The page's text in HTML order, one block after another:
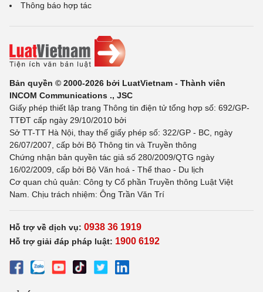
Thông báo hợp tác
Bản quyền © 2000-2026 bởi LuatVietnam - Thành viên
INCOM Communications ., JSC
Giấy phép thiết lập trang Thông tin điện tử tổng hợp số: 692/GP-
TTĐT cấp ngày 29/10/2010 bởi
Sở TT-TT Hà Nội, thay thế giấy phép số: 322/GP - BC, ngày
26/07/2007, cấp bởi Bộ Thông tin và Truyền thông
Chứng nhận bản quyền tác giả số 280/2009/QTG ngày
16/02/2009, cấp bởi Bộ Văn hoá - Thể thao - Du lịch
Cơ quan chủ quản: Công ty Cổ phần Truyền thông Luật Việt
Nam. Chịu trách nhiệm: Ông Trần Văn Trí
Hỗ trợ về dịch vụ: 0938 36 1919
Hỗ trợ giải đáp pháp luật: 1900 6192